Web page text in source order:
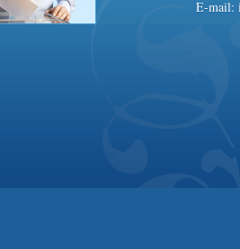
E-mail: